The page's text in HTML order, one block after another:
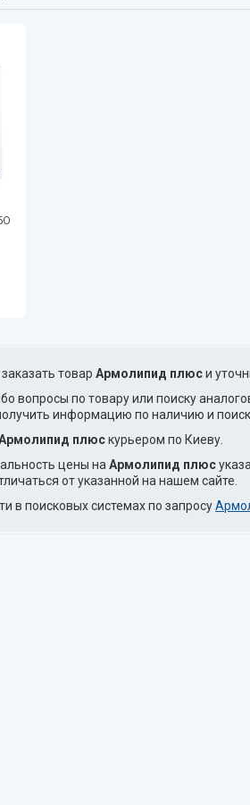
товар Армолипид плюси
вопросы по товару или поиску
информацию по наличию и
плюскурьером по Киеву.
цены на Армолипид плюс
от указанной на нашем сайте.
в поисковых системах по запросу